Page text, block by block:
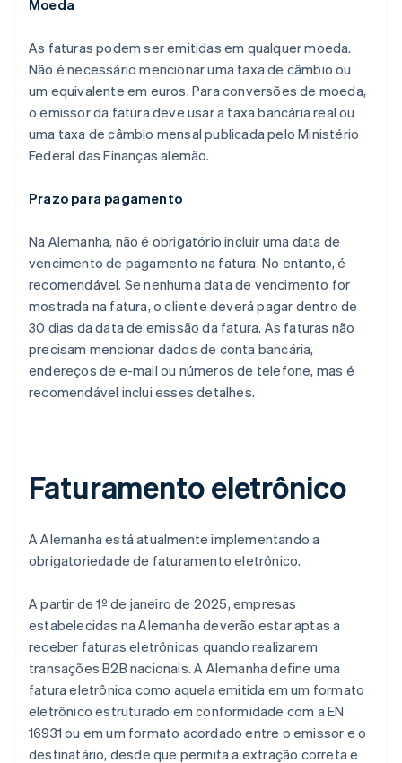
Moeda
As faturas podem ser emitidas em qualquer moeda.
Não é necessário mencionar uma taxa de câmbio ou
um equivalente em euros. Para conversões de moeda,
o emissor da fatura deve usar a taxa bancária real ou
uma taxa de câmbio mensal publicada pelo Ministério
Federal das Finanças alemão.
Prazo para pagamento
Na Alemanha, não é obrigatório incluir uma data de
vencimento de pagamento na fatura. No entanto, é
recomendável. Se nenhuma data de vencimento for
mostrada na fatura, o cliente deverá pagar dentro de
30 dias da data de emissão da fatura. As faturas não
precisam mencionar dados de conta bancária,
endereços de e-mail ou números de telefone, mas é
recomendável inclui esses detalhes.
Faturamento eletrônico
A Alemanha está atualmente implementando a
obrigatoriedade de faturamento eletrônico.
A partir de 1º de janeiro de 2025, empresas
estabelecidas na Alemanha deverão estar aptas a
receber faturas eletrônicas quando realizarem
transações B2B nacionais. A Alemanha define uma
fatura eletrônica como aquela emitida em um formato
eletrônico estruturado em conformidade com a EN
16931 ou em um formato acordado entre o emissor e o
destinatário, desde que permita a extração correta e